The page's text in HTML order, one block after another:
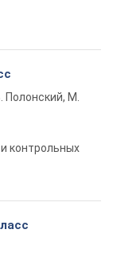
Полонский, М.
контрольных